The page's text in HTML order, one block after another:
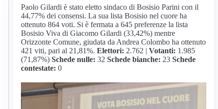
Paolo Gilardi è stato eletto sindaco di Bosisio Parini con il
44,77% dei consensi. La sua lista Bosisio nel cuore ha
ottenuto 864 voti. Si è fermata a 645 preferenze la lista
Bosisio Viva di Giacomo Gilardi (33,42%) mentre
Orizzonte Comune, giudata da Andrea Colombo ha ottenuto
421 viti, pari al 21,81%.Elettori: 2.762 |Votanti: 1.985
(71,87%) Schede nulle: 32Schede bianche: 23 Schede
contestate: 0